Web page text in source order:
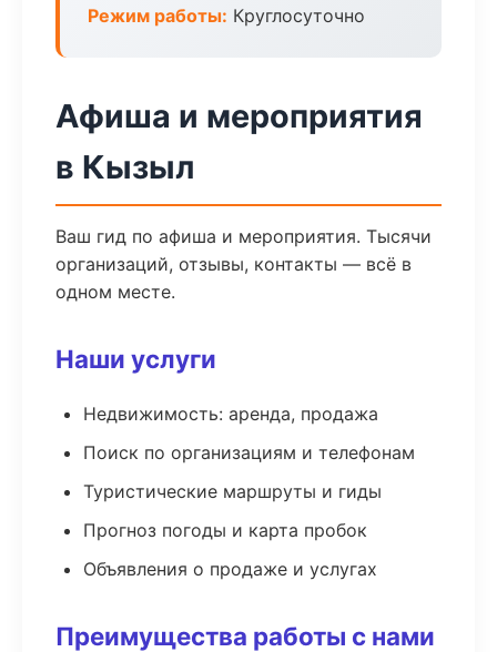
Режим работы: Круглосуточно
Афиша и мероприятия
в Кызыл
Ваш гид по афиша и мероприятия. Тысячи
организаций, отзывы, контакты — всё в
одном месте.
Наши услуги
Недвижимость: аренда, продажа
Поиск по организациям и телефонам
Туристические маршруты и гиды
Прогноз погоды и карта пробок
Объявления о продаже и услугах
Преимущества работы с нами